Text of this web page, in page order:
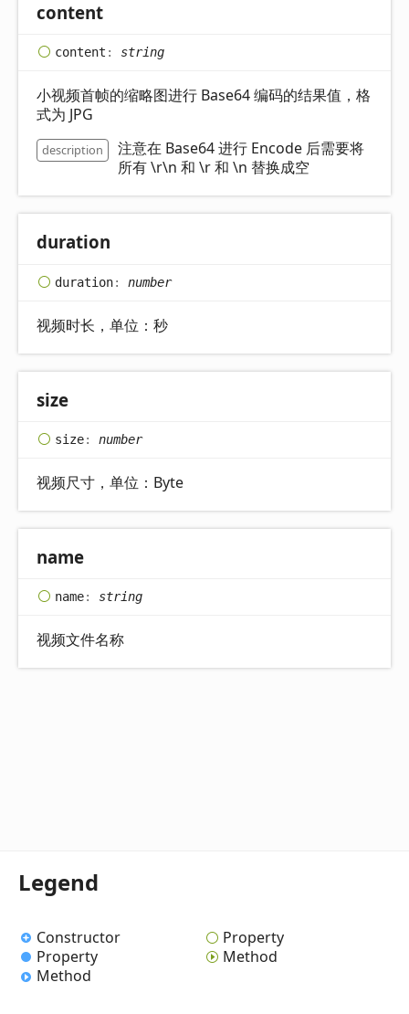
content
content : string
小视频首帧的缩略图进行 Base64 编码的结果值，格
式为 JPG
description
注意在 Base64 进行 Encode 后需要将
所有 \r\n 和 \r 和 \n 替换成空
duration
duration: number
视频时长，单位：秒
size
size: number
视频尺寸，单位：Byte
name
name: string
视频文件名称
Legend
Constructor
Property
Method
Property
Method